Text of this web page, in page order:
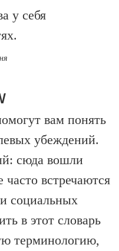
у себя
вам понять
убеждений.
сюда вошли
часто встречаются
социальных
в этот словарь
терминологию,